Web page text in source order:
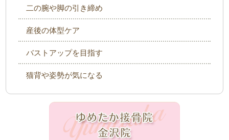
二の腕や脚の引き締め
産後の体型ケア
バストアップを目指す
猫背や姿勢が気になる